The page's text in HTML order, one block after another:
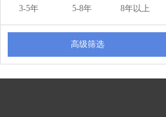
3-5年 5-8年 8年以上
高级筛选